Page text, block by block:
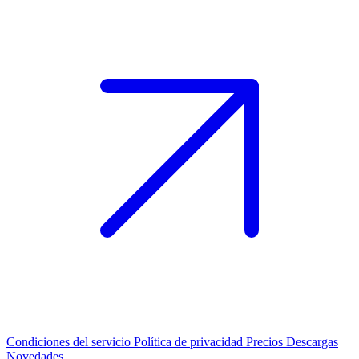
Condiciones del servicio Política de privacidad Precios Descargas